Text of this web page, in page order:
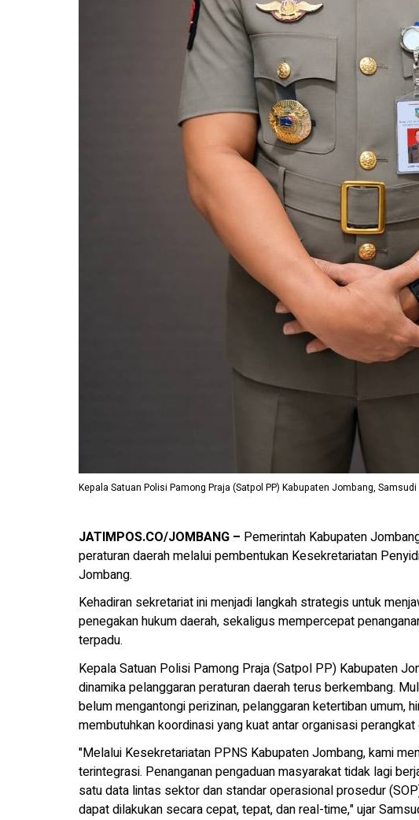
Kepala Satuan Polisi Pamong Praja (Satpol PP) Kabupaten Jombang, Samsudi
JATIMPOS.CO/JOMBANG – Pemerintah Kabupaten
peraturan daerah melalui pembentukan Kesekretariatan
Jombang.
Kehadiran sekretariat ini menjadi langkah strategis untuk
penegakan hukum daerah, sekaligus mempercepat
terpadu.
Kepala Satuan Polisi Pamong Praja (Satpol PP) Kabupaten
dinamika pelanggaran peraturan daerah terus berkembang.
belum mengantongi perizinan, pelanggaran ketertiban umum,
membutuhkan koordinasi yang kuat antar organisasi perangkat
"Melalui Kesekretariatan PPNS Kabupaten Jombang, kami
terintegrasi. Penanganan pengaduan masyarakat tidak lagi
satu data lintas sektor dan standar operasional prosedur
dapat dilakukan secara cepat, tepat, dan real-time," ujar